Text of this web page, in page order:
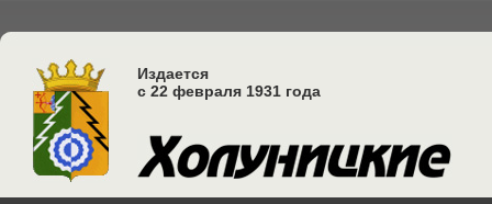
Издается
с 22 февраля 1931 года